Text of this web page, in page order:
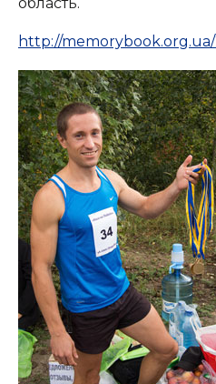
http://